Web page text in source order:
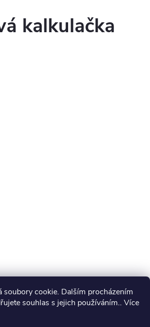
soubory cookie. Dalším procházením
souhlas s jejich používáním.. Více
kalkulačka